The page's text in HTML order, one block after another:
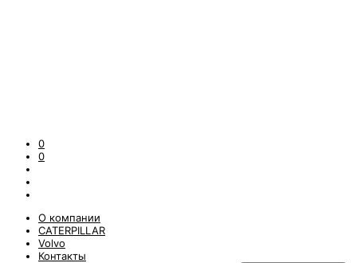
0
0
О компании
CATERPILLAR
Volvo
Контакты